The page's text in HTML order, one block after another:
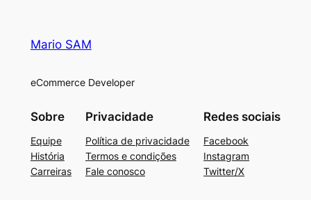
Mario SAM
eCommerce Developer
Sobre
Equipe
História
Carreiras
Privacidade
Política de privacidade
Termos e condições
Fale conosco
Redes sociais
Facebook
Instagram
Twitter/X